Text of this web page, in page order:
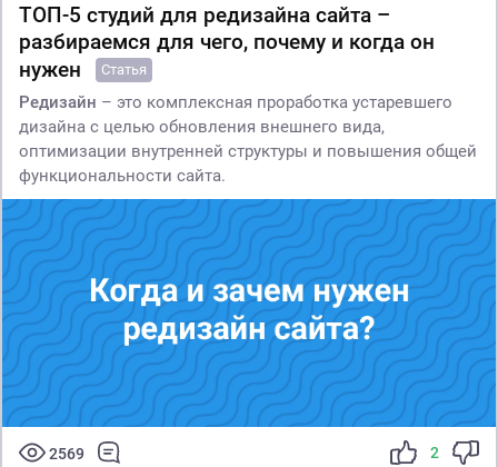
ТОП-5 студий для редизайна сайта –
разбираемся для чего, почему и когда он
нужен
Статья
Редизайн – это комплексная проработка устаревшего
дизайна с целью обновления внешнего вида,
оптимизации внутренней структуры и повышения общей
функциональности сайта.
2569 2